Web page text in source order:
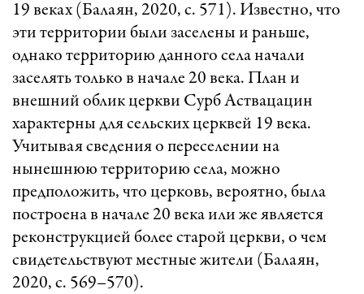
19 веках (Балаян, 2020, с. 571). Известно, что
эти территории были заселены и раньше,
однако территорию данного села начали
заселять только в начале 20 века. План и
внешний облик церкви Сурб Аствацацин
характерны для сельских церквей 19 века.
Учитывая сведения о переселении на
нынешнюю территорию села, можно
предположить, что церковь, вероятно, была
построена в начале 20 века или же является
реконструкцией более старой церкви, о чем
свидетельствуют местные жители (Балаян,
2020, с. 569–570).